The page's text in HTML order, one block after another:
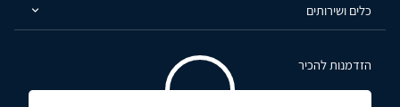
כלים ושירותים
הזדמנות להכיר